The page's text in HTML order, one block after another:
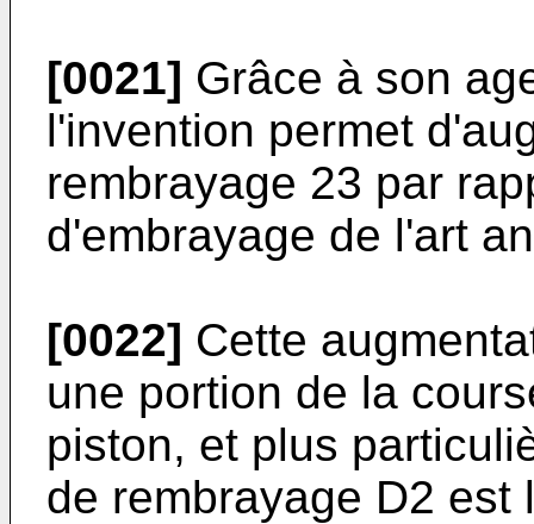
[0021] Grâce à son
l'invention permet
rembrayage 23 par
d'embrayage de l'art
[0022] Cette
une portion de la
piston, et plus
de rembrayage D2 est